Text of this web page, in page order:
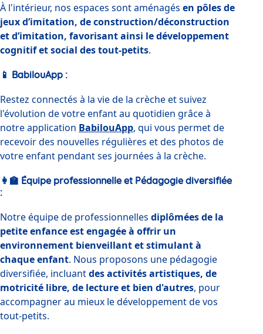
À l'intérieur, nos espaces sont aménagés en pôles de
jeux d’imitation, de construction/déconstruction
et d’imitation, favorisant ainsi le développement
cognitif et social des tout-petits.
📱 BabilouApp :
Restez connectés à la vie de la crèche et suivez
l'évolution de votre enfant au quotidien grâce à
notre application BabilouApp, qui vous permet de
recevoir des nouvelles régulières et des photos de
votre enfant pendant ses journées à la crèche.
👩‍🏫 Équipe professionnelle et Pédagogie diversifiée
:
Notre équipe de professionnelles diplômées de la
petite enfance est engagée à offrir un
environnement bienveillant et stimulant à
chaque enfant. Nous proposons une pédagogie
diversifiée, incluant des activités artistiques, de
motricité libre, de lecture et bien d'autres, pour
accompagner au mieux le développement de vos
tout-petits.